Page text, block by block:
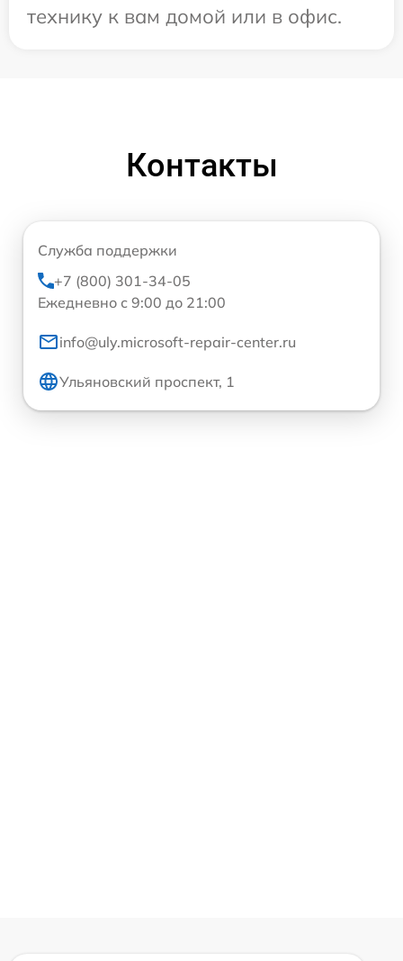
технику к вам домой или в офис.
Контакты
Служба поддержки
+7 (800) 301-34-05
Ежедневно с 9:00 до 21:00
info@uly.microsoft-repair-center.ru
Ульяновский проспект, 1